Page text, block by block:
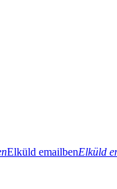
Elküld emailbenElküld